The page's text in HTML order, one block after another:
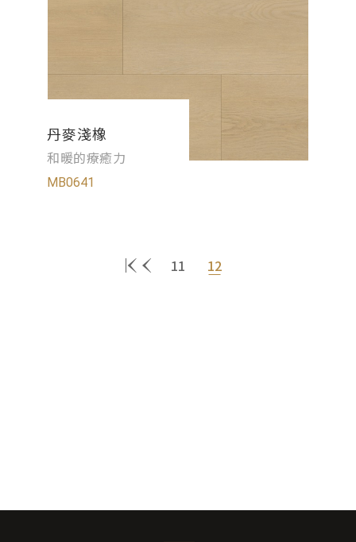
丹麥淺橡
和暖的療癒力
MB0641
11 12